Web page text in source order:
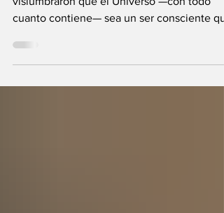
Universo?
Durante milenios sabios y científicos
vislumbraron que el Universo —con todo